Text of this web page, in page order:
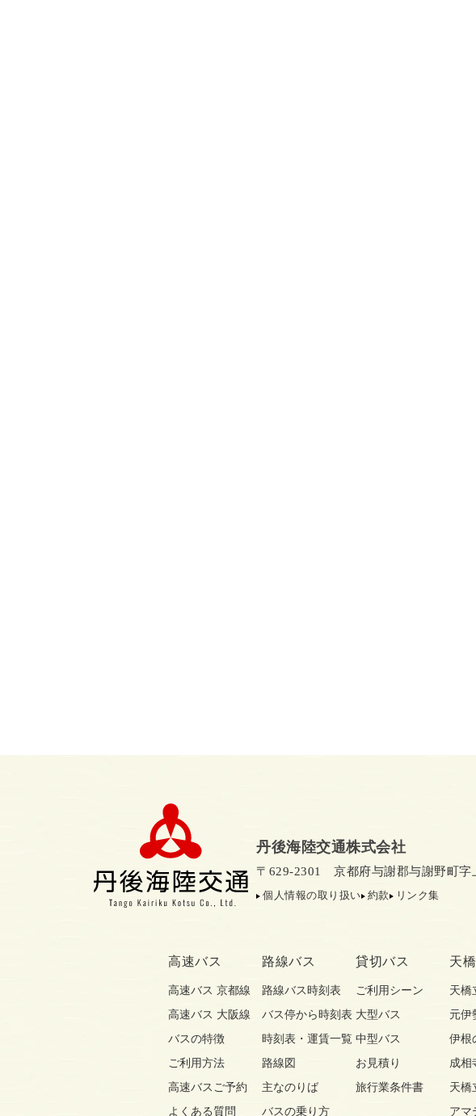
丹後海陸交通株式会社
〒629-2301 京都府与謝郡与謝野町
個人情報の取り扱い 約款 リンク集
高速バス
高速バス 京都線
高速バス 大阪線
バスの特徴
ご利用方法
高速バスご予約
よくある質問
路線バス
路線バス時刻表
バス停から時刻表
時刻表・運賃一覧
路線図
主なのりば
バスの乗り方
貸切バス
ご利用シーン
大型バス
中型バス
お見積り
旅行業条件書
天
天橋
元伊
伊根
成相
天橋
アマ